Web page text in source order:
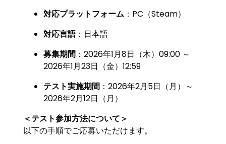
対応プラットフォーム ：PC（Steam）
対応言語：日本語
募集期間 ：2026年1月8日（木）09:00 ～
2026年1月23日（金）12:59
テスト実施期間 ：2026年2月5日（月）～
2026年2月12日（月）
＜テスト参加方法について＞
以下の手順でご応募いただけます。